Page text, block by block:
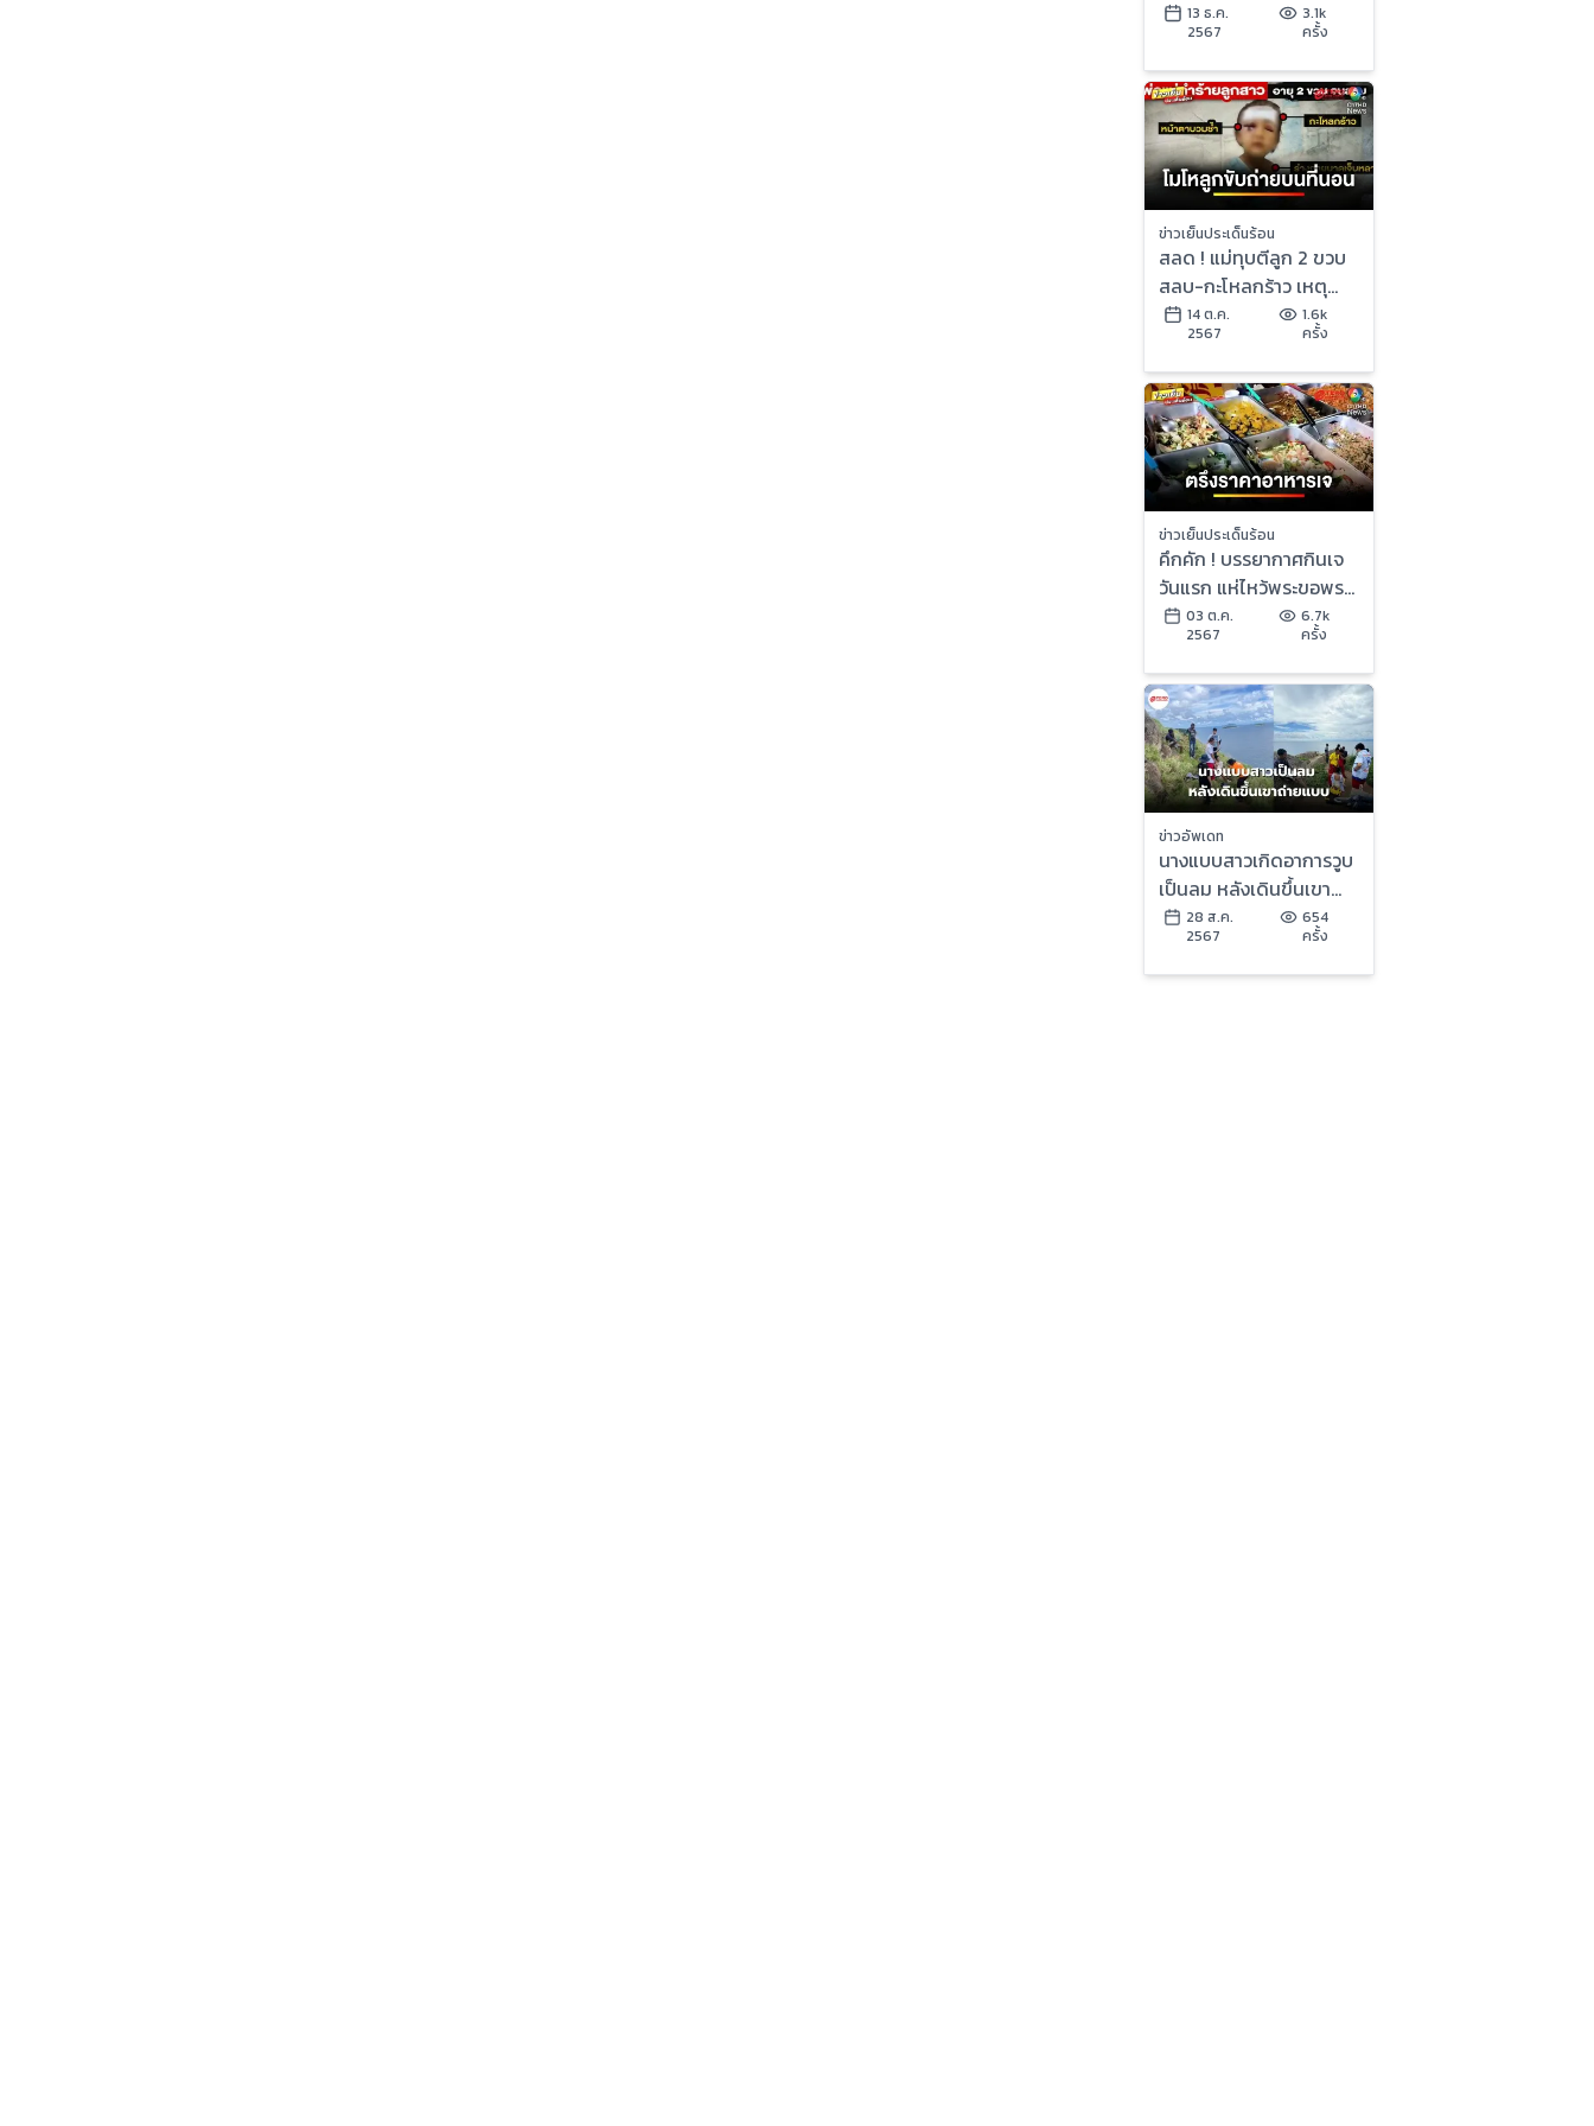
ไม่หลีกทางให้ | ข่าวเย็น
ประเด็นร้อน
13 ธ.ค.
2567
3.1k
ครั้ง
ข่าวเย็นประเด็นร้อน
สลด ! แม่ทุบตีลูก 2 ขวบ
สลบ-กะโหลกร้าว เหตุ
โมโหลูกขับถ่ายบนที่นอน |
ข่าวเย็นประเด็นร้อน
14 ต.ค.
2567
1.6k
ครั้ง
ข่าวเย็นประเด็นร้อน
คึกคัก ! บรรยากาศกินเจ
วันแรก แห่ไหว้พระขอพร |
ข่าวเย็นประเด็นร้อน
03 ต.ค.
2567
6.7k
ครั้ง
ข่าวอัพเดท
นางแบบสาวเกิดอาการวูบ
เป็นลม หลังเดินขึ้นเขา
ถ่ายแบบริมหน้าผาแหลม
กระทิง
28 ส.ค.
2567
654
ครั้ง